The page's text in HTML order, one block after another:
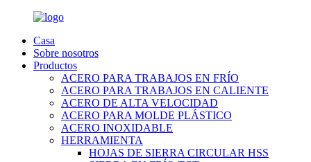
Casa
Sobre nosotros
Productos
ACERO PARA TRABAJOS EN FRÍO
ACERO PARA TRABAJOS EN CALIENTE
ACERO DE ALTA VELOCIDAD
ACERO PARA MOLDE PLÁSTICO
ACERO INOXIDABLE
HERRAMIENTA
HOJAS DE SIERRA CIRCULAR HSS